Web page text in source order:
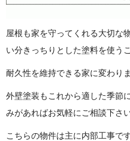
屋根も家を守ってくれる大切な
い分きっちりとした塗料を使う
耐久性を維持できる家に変わりま
外壁塗装もこれから適した季節
みがあればお気軽にご相談下さい
こちらの物件は主に内部工事で